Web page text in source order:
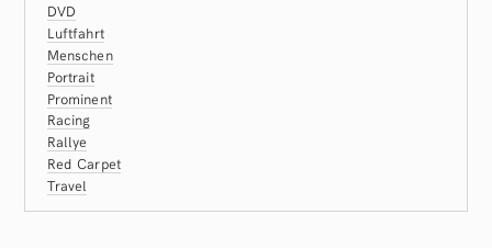
DVD
Luftfahrt
Menschen
Portrait
Prominent
Racing
Rallye
Red Carpet
Travel